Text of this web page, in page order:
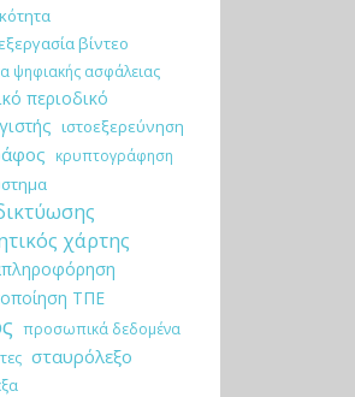
βίντεο
ψηφιακής ασφάλειας
περιοδικό
ιστοεξερεύνηση
κρυπτογράφηση
χάρτης
ΤΠΕ
προσωπικά δεδομένα
σταυρόλεξο